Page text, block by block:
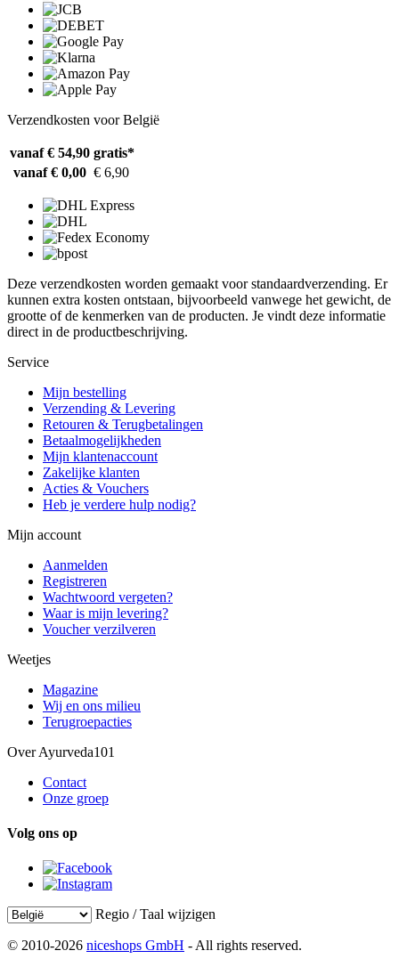
Verzendkosten voor België
vanaf € 54,90 gratis*
vanaf € 0,00 € 6,90
Deze verzendkosten worden gemaakt voor standaardverzending. Er
kunnen extra kosten ontstaan, bijvoorbeeld vanwege het gewicht, de
grootte of de kenmerken van de producten. Je vindt deze informatie
direct in de productbeschrijving.
Service
Mijn bestelling
Verzending & Levering
Retouren & Terugbetalingen
Betaalmogelijkheden
Mijn klantenaccount
Zakelijke klanten
Acties & Vouchers
Heb je verdere hulp nodig?
Mijn account
Aanmelden
Registreren
Wachtwoord vergeten?
Waar is mijn levering?
Voucher verzilveren
Weetjes
Magazine
Wij en ons milieu
Terugroepacties
Over Ayurveda101
Contact
Onze groep
Volg ons op
Regio / Taal wijzigen
© 2010-2026 niceshops GmbH - All rights reserved.